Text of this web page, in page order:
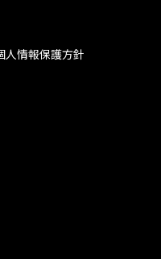
人情報保護方針